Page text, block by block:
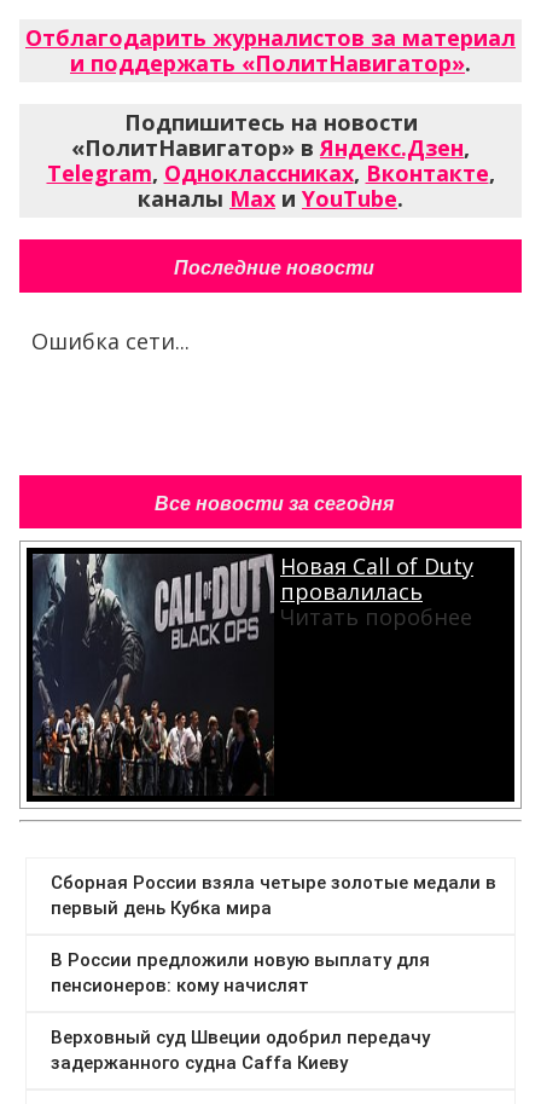
Отблагодарить журналистов за материал
и поддержать «ПолитНавигатор».
Подпишитесь на новости
«ПолитНавигатор» вЯндекс.Дзен,
Telegram, Одноклассниках, Вконтакте,
каналы Max и YouTube.
Последние новости
Ошибка сети...
Все новости за сегодня
Новая Call of Duty
провалилась
Читать поробнее